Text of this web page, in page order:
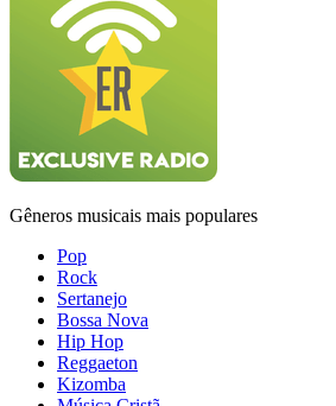
Gêneros musicais mais populares
Pop
Rock
Sertanejo
Bossa Nova
Hip Hop
Reggaeton
Kizomba